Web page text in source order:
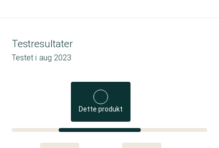
Testresultater
Testet i aug 2023
Dette produkt